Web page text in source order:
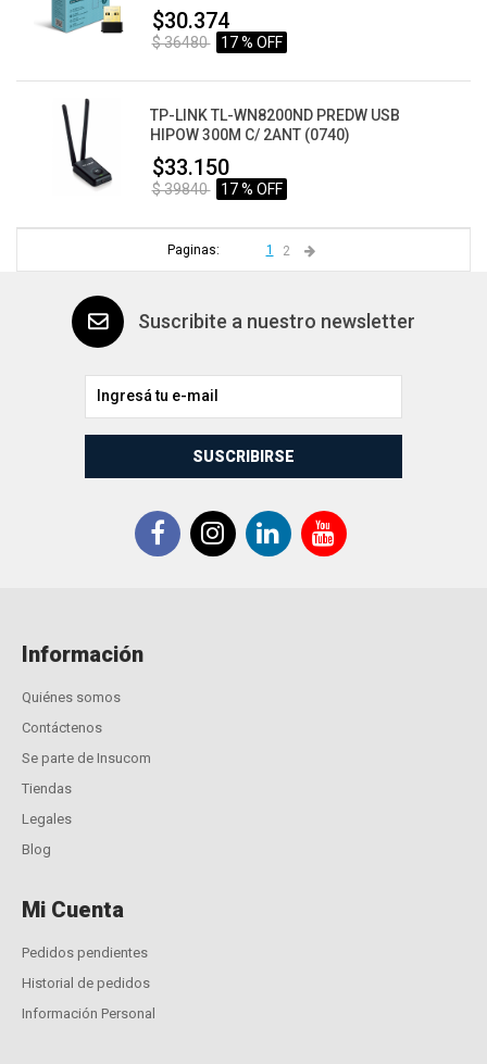
$30.374
$ 36480 17 % OFF
TP-LINK TL-WN8200ND PREDW USB
HIPOW 300M C/ 2ANT (0740)
$33.150
$ 39840 17 % OFF
Paginas: 1 2
Suscribite a nuestro newsletter
SUSCRIBIRSE
Información
Quiénes somos
Contáctenos
Se parte de Insucom
Tiendas
Legales
Blog
Mi Cuenta
Pedidos pendientes
Historial de pedidos
Información Personal